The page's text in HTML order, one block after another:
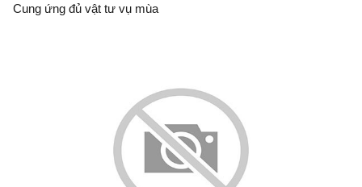
Cung ứng đủ vật tư vụ mùa